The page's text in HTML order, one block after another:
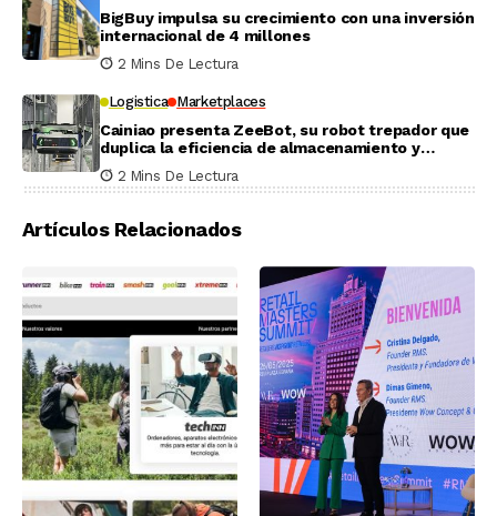
BigBuy impulsa su crecimiento con una inversión
internacional de 4 millones
2 Mins De Lectura
Logistica Marketplaces
Cainiao presenta ZeeBot, su robot trepador que
duplica la eficiencia de almacenamiento y
recogida en pruebas reales
2 Mins De Lectura
Artículos Relacionados